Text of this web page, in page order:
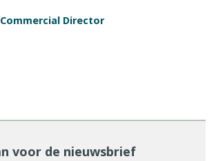
Commercial Director
voor de nieuwsbrief